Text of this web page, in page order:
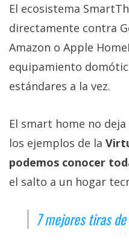
El ecosistema
directamente contra
Amazon o Apple
equipamiento
estándares a la vez.
El smart home no
los ejemplos de la
podemos conocer
el salto a un hogar
7 mejores tiras